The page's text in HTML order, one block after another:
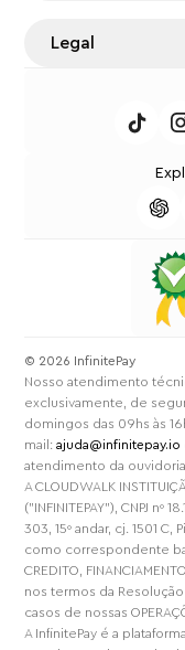
Legal
⁠© 2026 InfinitePay
Nosso atendimento
exclusivamente, de
domingos das 09hs às
mail:ajuda@infinitepay.io
atendimento da
A CLOUDWALK
("INFINITEPAY"), CNPJ
303, 15º andar, cj. 1501
como correspondente
CREDITO,
nos termos da Resolução
casos de nossas
A InfinitePay é a